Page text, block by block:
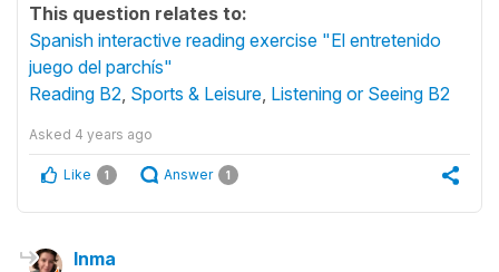
This question relates to:
Spanish interactive reading exercise "El entretenido
juego del parchís"
Reading B2 Sports & Leisure Listening or Seeing B2
Asked 4 years ago
Like 1 Answer 1
Inma